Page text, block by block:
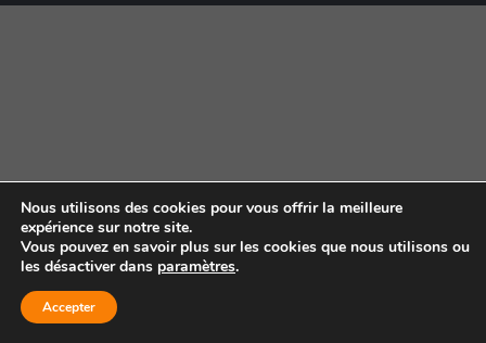
Nous utilisons des cookies pour vous offrir la meilleure
expérience sur notre site.
Vous pouvez en savoir plus sur les cookies que nous utilisons ou
les désactiver dans paramètres.
Accepter